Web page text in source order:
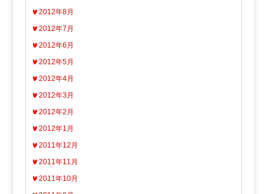
2012年8月
2012年7月
2012年6月
2012年5月
2012年4月
2012年3月
2012年2月
2012年1月
2011年12月
2011年11月
2011年10月